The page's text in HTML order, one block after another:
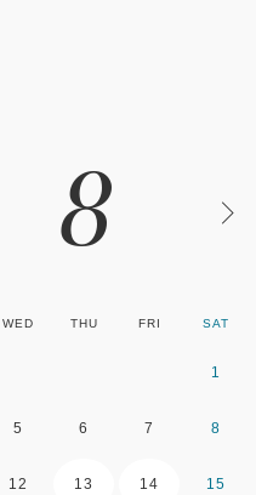
8
WED THU FRI SAT
1
5 6 7 8
12 13 14 15